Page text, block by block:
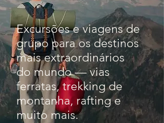
Excursões e viagens de
grupo para os destinos
mais extraordinários
do mundo — vias
ferratas, trekking de
montanha, rafting e
muito mais.